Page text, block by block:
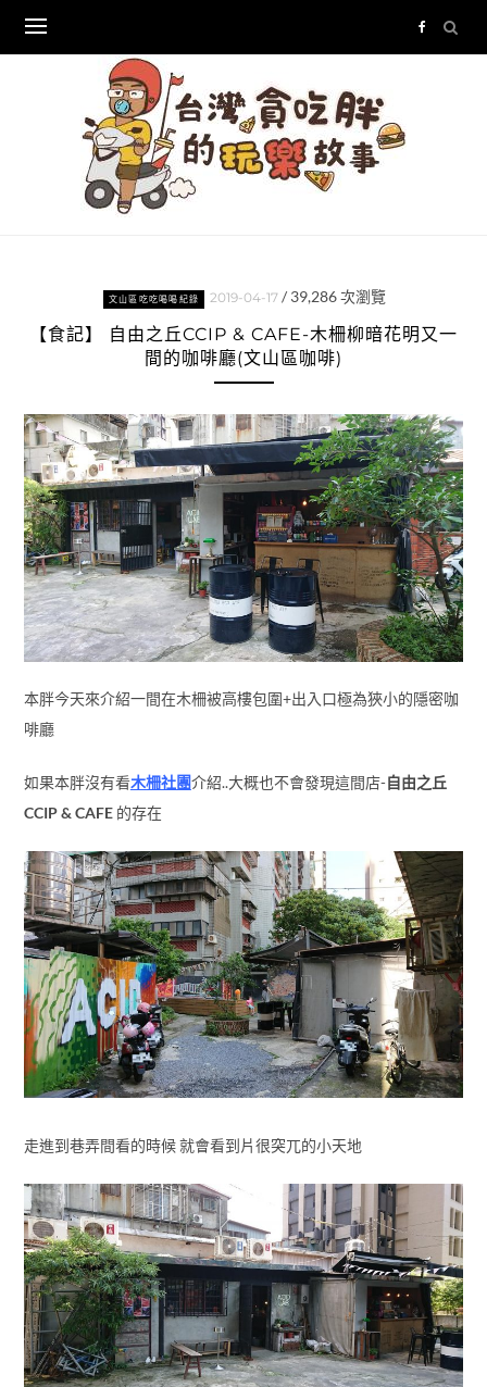
content
文山區吃吃喝喝紀錄 2019-04-17 / 39,286次瀏覽
【食記】 自由之丘CCIP & CAFE-木柵柳暗花明又一
間的咖啡廳(文山區咖啡)
本胖今天來介紹一間在木柵被高樓包圍+出入口極為狹小的隱密咖
啡廳
如果本胖沒有看木柵社團介紹..大概也不會發現這間店-自由之丘
CCIP & CAFE的存在
走進到巷弄間看的時候 就會看到片很突兀的小天地